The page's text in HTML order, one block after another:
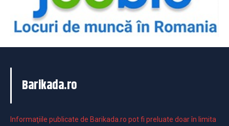
Barikada.ro
Informaţiile publicate de Barikada.ro pot fi preluate doar în limita